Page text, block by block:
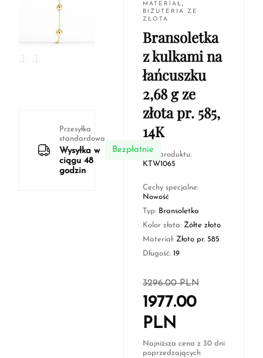
Przesyłka
standardowa
Wysyłka w
ciągu 48
godzin
Bezpłatnie
MATERIAŁ,
BIŻUTERIA ZE
ZŁOTA
Bransoletka
z kulkami na
łańcuszku
2,68 g ze
złota pr. 585,
14K
Kod produktu:
KTW1065
Cechy specjalne:
Nowość
Typ: Bransoletka
Kolor złota: Żółte złoto
Materiał: Złoto pr. 585
Długość: 19
3296.00PLN
1977.00
PLN
Najniższa cena z 30 dni
poprzedzających